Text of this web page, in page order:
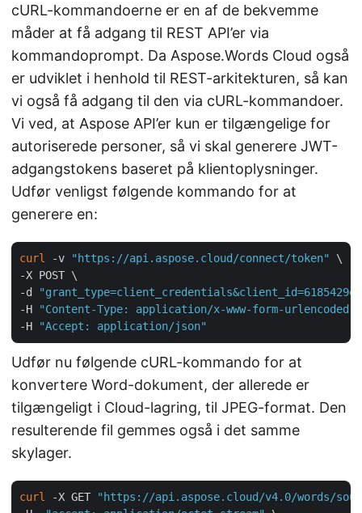
cURL-kommandoerne er en af de bekvemme
måder at få adgang til REST API’er via
kommandoprompt. Da Aspose.Words Cloud også
er udviklet i henhold til REST-arkitekturen, så kan
vi også få adgang til den via cURL-kommandoer.
Vi ved, at Aspose API’er kun er tilgængelige for
autoriserede personer, så vi skal generere JWT-
adgangstokens baseret på klientoplysninger.
Udfør venligst følgende kommando for at
generere en:
curl -v "https://api.aspose.cloud/connect/token"
\
-X POST \
-d
"grant_type=client_credentials&client_id=6185429e-
-H
"Content-Type: application/x-www-form-urlencoded"
-H
"Accept: application/json"
Udfør nu følgende cURL-kommando for at
konvertere Word-dokument, der allerede er
tilgængeligt i Cloud-lagring, til JPEG-format. Den
resulterende fil gemmes også i det samme
skylager.
curl -X GET
"https://api.aspose.cloud/v4.0/words/